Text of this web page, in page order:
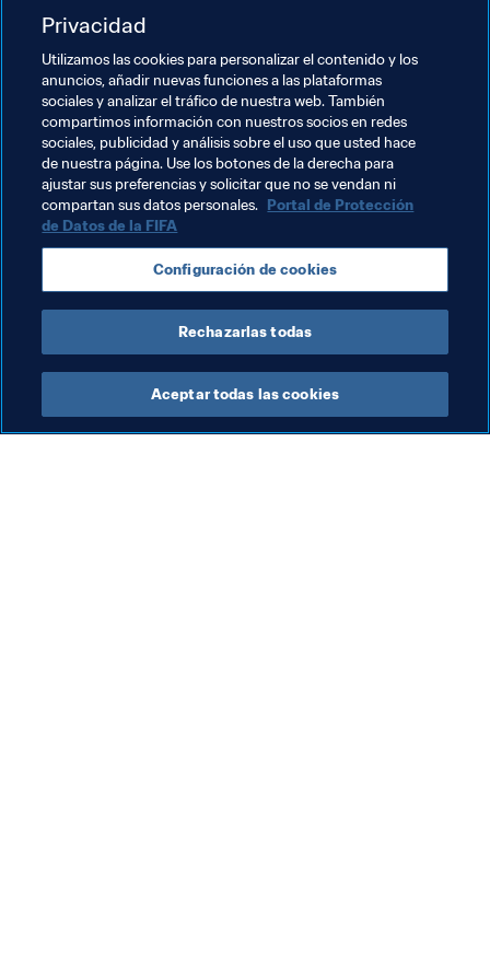
La decisión se ha notificado al Sr. Aghazada el día 11 de
La Comisión de Ética de la FIFA está estudiando las
alegaciones realizadas contra otras personas en
relación con la misma investigación y con sus cargos
como oficiales del fútbol.
Temas relacionados
Organización
Privacidad
Utilizamos las cookies para personalizar el contenido y los
anuncios, añadir nuevas funciones a las plataformas
sociales y analizar el tráfico de nuestra web. También
compartimos información con nuestros socios en redes
sociales, publicidad y análisis sobre el uso que usted hace
de nuestra página. Use los botones de la derecha para
ajustar sus preferencias y solicitar que no se vendan ni
compartan sus datos personales. Portal de Protección
de Datos de la FIFA
Configuración de cookies
Rechazarlas todas
Aceptar todas las cookies